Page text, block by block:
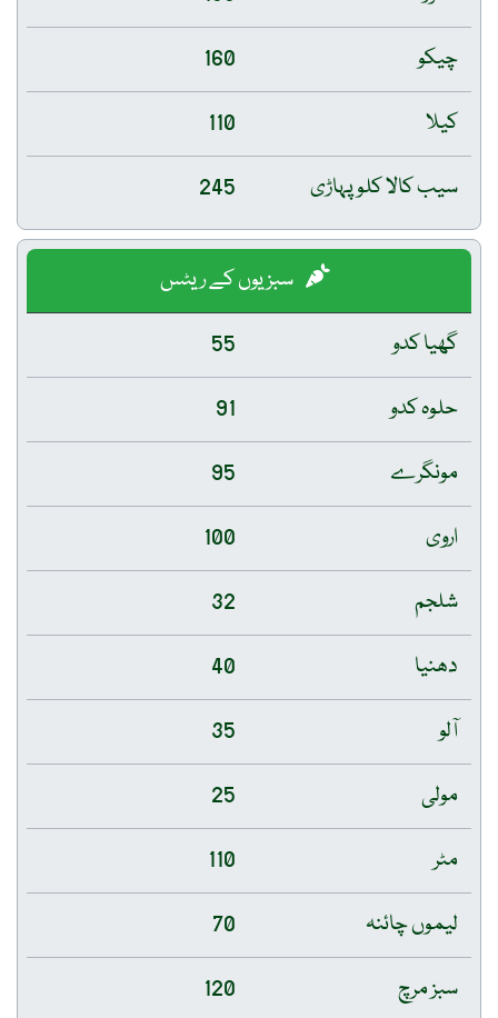
چیکو
160
کیلا
110
سیب کالا کلو پہاڑی
245
سبزیوں کے ریٹس
گھیا کدو
55
حلوہ کدو
91
مونگرے
95
اروی
100
شلجم
32
دھنیا
40
آلو
35
مولی
25
مٹر
110
لیموں چائنہ
70
سبز مرچ
120